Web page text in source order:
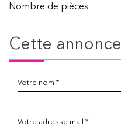
Nombre de pièces
cette annonce
Votre nom *
Votre adresse mail *